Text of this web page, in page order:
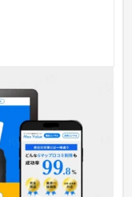
サービス
万円
切と判断されたレビ
ビスです。